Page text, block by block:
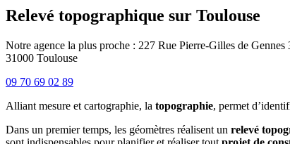
Relevé topographique sur Toulouse
Notre agence la plus proche : 227 Rue Pierre-Gilles de Gennes
31000 Toulouse
09 70 69 02 89
Alliant mesure et cartographie, la topographie, permet
Dans un premier temps, les géomètres réalisent un relevé